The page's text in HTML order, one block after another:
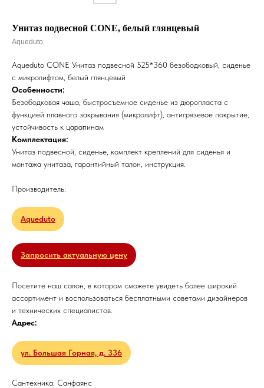
Унитаз подвесной CONE, белый глянцевый
Aqueduto
Aqueduto CONE Унитаз подвесной 525*360 безободковый, сиденье
с микролифтом, белый глянцевый
Особенности:
Безободковая чаша, быстросъемное сиденье из дюропласта с
функцией плавного закрывания (микролифт), антигрязевое покрытие,
устойчивость к царапинам
Комплектация:
Унитаз подвесной, сиденье, комплект креплений для сиденья и
монтажа унитаза, гарантийный талон, инструкция.
Производитель:
Aqueduto
Запросить актуальную цену
Посетите наш салон, в котором сможете увидеть более широкий
ассортимент и воспользоваться бесплатными советами дизайнеров
и технических специалистов.
Адрес:
ул. Большая Горная, д. 336
Сантехника: Санфаянс